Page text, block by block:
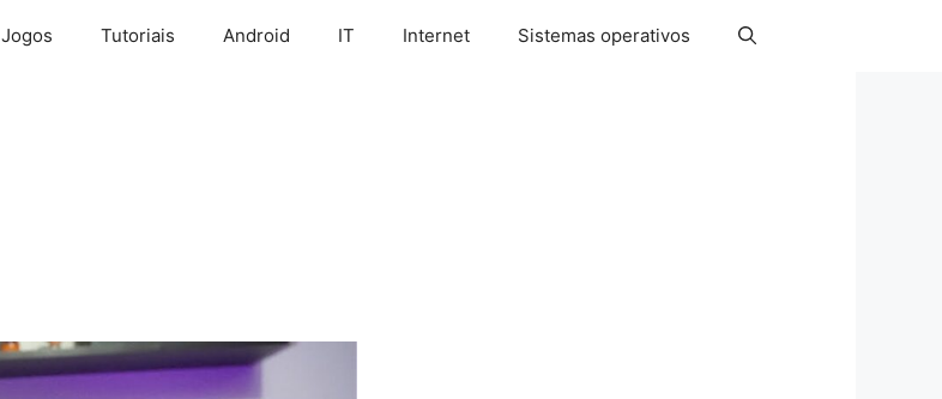
Jogos Tutoriais Android IT Internet Sistemas operativos